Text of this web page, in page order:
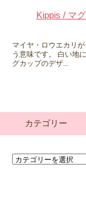
Kippis / マ
マイヤ・ロウエカリ
う意味です。 白い地
グカップのデザ...
カテゴリー
カ
テ